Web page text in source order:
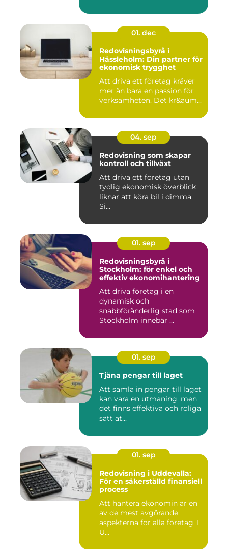
01. dec
Redovisningsbyrå i
Hässleholm: Din partner för
ekonomisk trygghet
Att driva ett företag kräver
mer än bara en passion för
verksamheten. Det kr&aum...
04. sep
Redovisning som skapar
kontroll och tillväxt
Att driva ett företag utan
tydlig ekonomisk överblick
liknar att köra bil i dimma.
Si...
01. sep
Redovisningsbyrå i
Stockholm: för enkel och
effektiv ekonomihantering
Att driva företag i en
dynamisk och
snabbföränderlig stad som
Stockholm innebär ...
01. sep
Tjäna pengar till laget
Att samla in pengar till laget
kan vara en utmaning, men
det finns effektiva och roliga
sätt at...
01. sep
Redovisning i Uddevalla:
För en säkerställd finansiell
process
Att hantera ekonomin är en
av de mest avgörande
aspekterna för alla företag. I
U...